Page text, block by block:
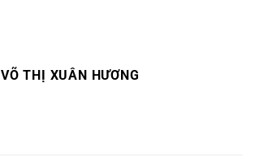
VÕ THỊ XUÂN HƯƠNG